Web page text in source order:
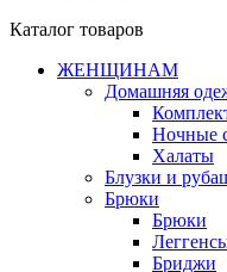
Каталог товаров
ЖЕНЩИНАМ
Домашняя
Ночные
Халаты
Блузки и
Брюки
Брюки
Бриджи